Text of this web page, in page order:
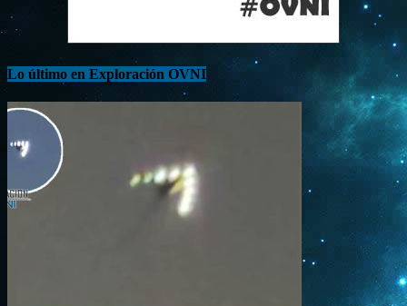
Lo último en Exploración OVNI